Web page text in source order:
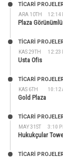
ARA 10TH 12:14
TİCARİ
Plaza
KAS 29TH 12:23
TİCARİ
Usta Ofis
KAS 6TH 10:12
TİCARİ
Gold Plaza
MAY 31ST 3:10
TİCARİ
Hukukçular
TİCARİ